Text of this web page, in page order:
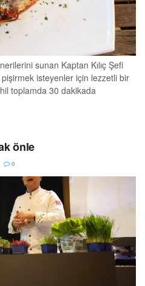
sunan Kaptan Kılıç Şefi
isteyenler için lezzetli bir
toplamda 30 dakikada
hızlı ve lezzetli tatlar
Malzemeleri Lezzetin püf
bütün levreğin...
önle
0